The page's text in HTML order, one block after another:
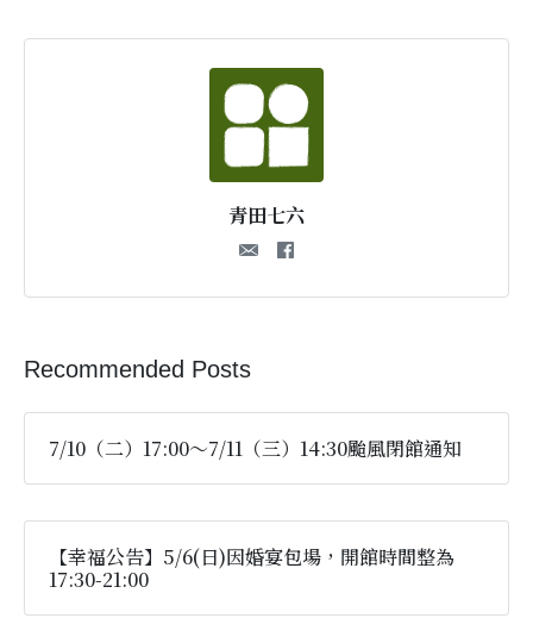
青田七六
Recommended Posts
7/10（二）17:00～7/11（三）14:30颱風閉館通知
【幸福公告】5/6(日)因婚宴包場，開館時間整為
17:30-21:00